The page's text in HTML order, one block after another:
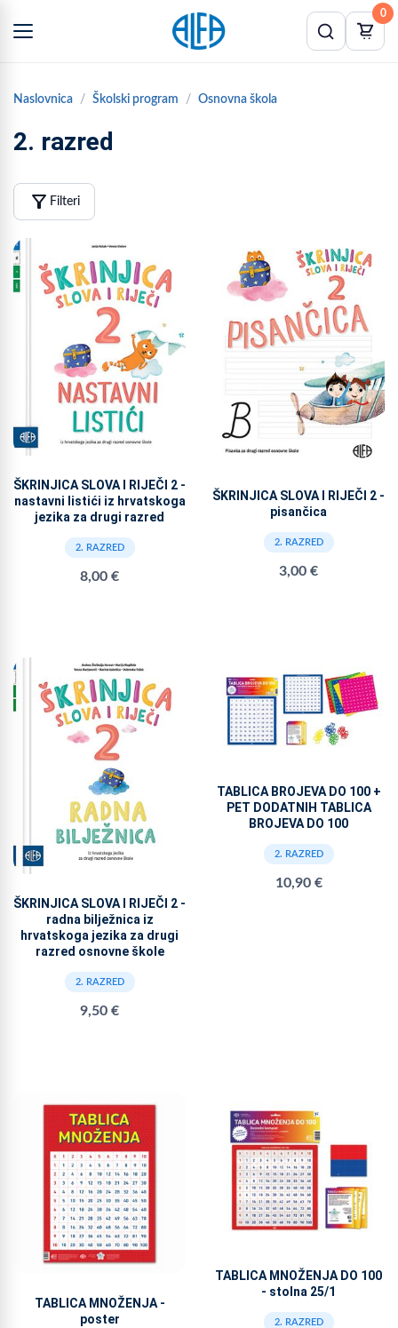
0
Naslovnica Školski program Osnovna škola
2. razred
filter_alt Filteri
ŠKRINJICA SLOVA I RIJEČI 2 -
nastavni listići iz hrvatskoga
jezika za drugi razred
2. RAZRED
8,00 €
ŠKRINJICA SLOVA I RIJEČI 2 -
pisančica
2. RAZRED
3,00 €
ŠKRINJICA SLOVA I RIJEČI 2 -
radna bilježnica iz
hrvatskoga jezika za drugi
razred osnovne škole
2. RAZRED
9,50 €
TABLICA BROJEVA DO 100 +
PET DODATNIH TABLICA
BROJEVA DO 100
2. RAZRED
10,90 €
TABLICA MNOŽENJA -
poster
TABLICA MNOŽENJA DO 100
- stolna 25/1
2. RAZRED